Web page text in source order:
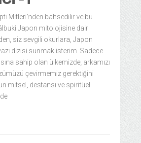
Mitleri’nden bahsedilir ve bu
Japon mitolojisine dair
siz sevgili okurlara, Japon
dizisi sunmak isterim. Sadece
sahip olan ülkemizde, arkamızı
çevirmemiz gerektiğini
mitsel, destansı ve spiritüel